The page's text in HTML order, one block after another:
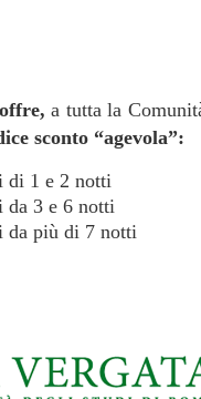
offre,a tutta la
sconto “agevola”:
di 1 e 2 notti
da 3 e 6 notti
da più di 7 notti